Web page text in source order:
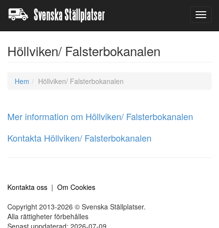
Höllviken/ Falsterbokanalen
Hem Höllviken/ Falsterbokanalen
Mer information om Höllviken/ Falsterbokanalen
Kontakta Höllviken/ Falsterbokanalen
Kontakta oss | Om Cookies
Copyright 2013-2026 © Svenska Ställplatser.
Alla rättigheter förbehålles
Senast uppdaterad: 2026-07-09